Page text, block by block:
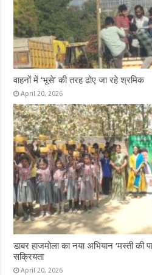
वाहनों में ‘भूसे’ की तरह ढोए जा रहे श्रमिक
April 20, 2026
डाबर हाजमोला का नया अभियान ‘मस्ती की
सक्रियता
April 20, 2026